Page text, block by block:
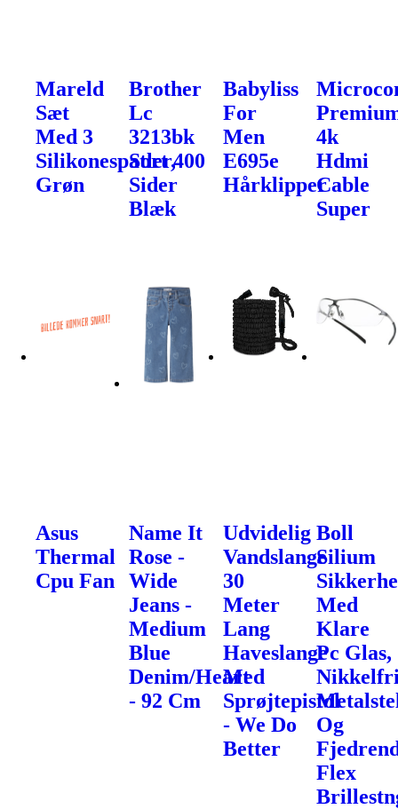
Mareld
Sæt
Med 3
Silikonespatler,
Grøn
Brother
Lc
3213bk
Sort 400
Sider
Blæk
Babyliss
For
Men
E695e
Hårklipper
4k
Hdmi
Cable
Super
Asus
Thermal
Cpu Fan
Name It
Rose -
Wide
Jeans -
Medium
Blue
Denim/Heart
- 92 Cm
Udvidelig
Vandslange
30
Meter
Lang
Haveslange
Med
Sprøjtepistol
- We Do
Better
Boll
Silium
Med
Klare
Pc Glas,
Og
Flex